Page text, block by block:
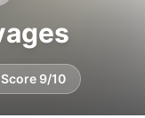
Score 9/10